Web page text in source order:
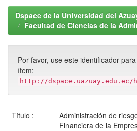
Dspace de la Universidad del
Facultad de Ciencias de la
Por favor, use este identificador
ítem:
http://dspace.uazuay.edu.ec/
Título :
Administración de
Financiera de la